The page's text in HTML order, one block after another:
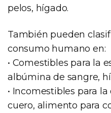
pelos, hígado.
También pueden
consumo humano en:
• Comestibles para la
albúmina de sangre,
• Incomestibles para
cuero, alimento para